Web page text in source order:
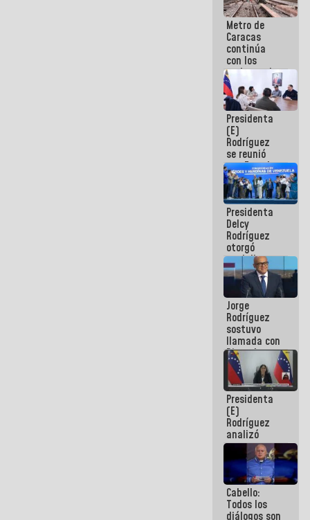
Metro de
Caracas
continúa
con los
trabajos de
mantenimiento
e inspección
en la Línea 2
Presidenta
(E)
Rodríguez
se reunió
con Estado
Mayor
Eléctrico
para
abordar
planes de
acción
Presidenta
Delcy
Rodríguez
otorgó
medalla
"Héroe de
Venezuela"
a servidores
públicos
Jorge
Rodríguez
sostuvo
llamada con
Dinorah
Figuera y
acuerdan
primer
encuentro
presencial
para el
diálogo
Presidenta
(E)
Rodríguez
analizó
junto a
gobernadores
planes de
recuperación
del Sistema
Eléctrico
Cabello:
Todos los
diálogos son